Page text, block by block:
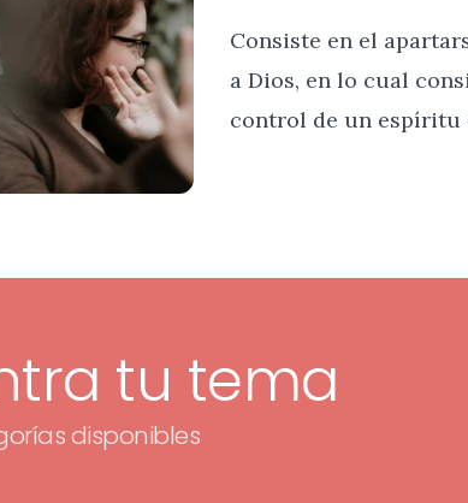
Consiste en el
a Dios, en lo cual
control de un espíritu
tu tema
disponibles